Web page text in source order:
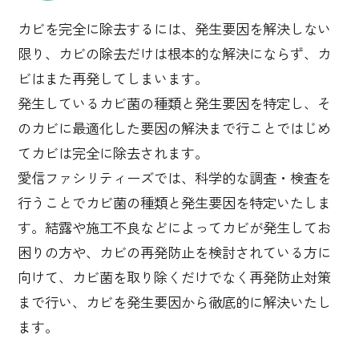
カビを完全に除去するには、発生要因を解決しない
限り、カビの除去だけは根本的な解決にならず、カ
ビはまた再発してしまいます。
発生しているカビ菌の種類と発生要因を特定し、そ
のカビに最適化した要因の解決まで行ことではじめ
てカビは完全に除去されます。
愛信ファシリティーズでは、科学的な調査・検査を
行うことでカビ菌の種類と発生要因を特定いたしま
す。結露や施工不良などによってカビが発生してお
困りの方や、カビの再発防止を検討されている方に
向けて、カビ菌を取り除くだけでなく再発防止対策
まで行い、カビを発生要因から徹底的に解決いたし
ます。